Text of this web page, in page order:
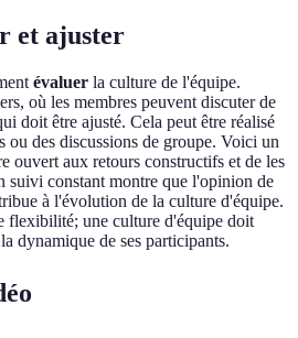
et ajuster
évaluer la culture de l'équipe.
où les membres peuvent discuter de
doit être ajusté. Cela peut être réalisé
ou des discussions de groupe. Voici un
ouvert aux retours constructifs et de les
suivi constant montre que l'opinion de
à l'évolution de la culture d'équipe.
flexibilité; une culture d'équipe doit
dynamique de ses participants.